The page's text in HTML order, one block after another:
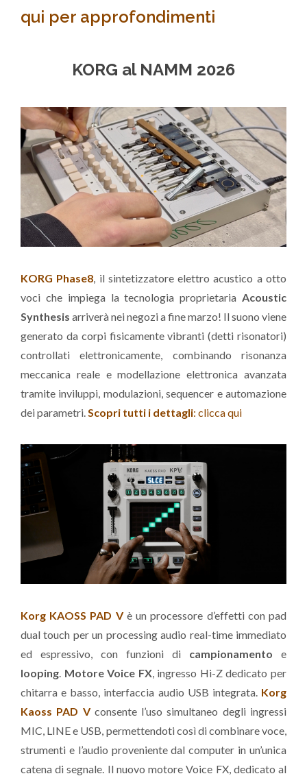
qui per approfondimenti
KORG al NAMM 2026
KORG Phase8, il sintetizzatore elettro acustico a otto
voci che impiega la tecnologia proprietaria Acoustic
Synthesis arriverà nei negozi a fine marzo! Il suono viene
generato da corpi fisicamente vibranti (detti risonatori)
controllati elettronicamente, combinando risonanza
meccanica reale e modellazione elettronica avanzata
tramite inviluppi, modulazioni, sequencer e automazione
dei parametri.Scopri tutti i dettagli: clicca qui
Korg KAOSS PAD Vè un processore d’effetti con pad
dual touch per un processing audio real-time immediato
ed espressivo, con funzioni di campionamento e
looping Motore Voice FX, ingresso Hi-Z dedicato per
chitarra e basso, interfaccia audio USB integrata. Korg
Kaoss PAD Vconsente l’uso simultaneo degli ingressi
MIC, LINE e USB, permettendoti così di combinare voce,
strumenti e l’audio proveniente dal computer in un’unica
catena di segnale. Il nuovo motore Voice FX, dedicato al